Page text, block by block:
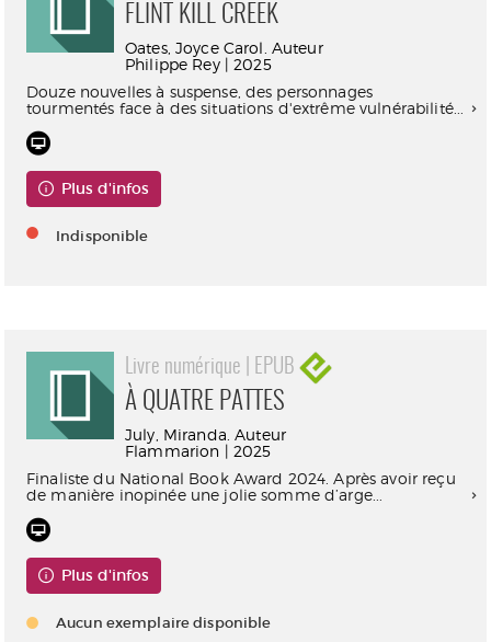
FLINT KILL CREEK
Oates, Joyce Carol. Auteur
Philippe Rey | 2025
Douze nouvelles à suspense, des personnages
tourmentés face à des situations d'extrême vulnérabilité...
Plus d'infos
Indisponible
Livre numérique | EPUB
À QUATRE PATTES
July, Miranda. Auteur
Flammarion | 2025
Finaliste du National Book Award 2024. Après avoir reçu
de manière inopinée une jolie somme d’arge...
Plus d'infos
Aucun exemplaire disponible